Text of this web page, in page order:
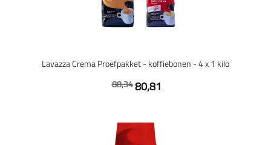
Lavazza Crema Proefpakket - koffiebonen - 4 x 1 kilo
80,81
88,34